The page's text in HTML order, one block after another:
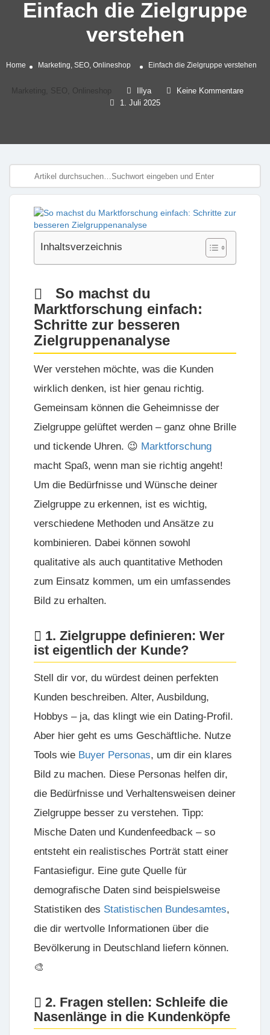
Einfach die Zielgruppe
verstehen
Home Marketing, SEO, Onlineshop Einfach die Zielgruppe verstehen
Marketing, SEO, Onlineshop Illya
Keine Kommentare
1. Juli 2025
Inhaltsverzeichnis
So machst du
Marktforschung einfach:
Schritte zur besseren
Zielgruppenanalyse
Wer verstehen möchte, was die Kunden
wirklich denken, ist hier genau richtig.
Gemeinsam können die Geheimnisse der
Zielgruppe gelüftet werden – ganz ohne Brille
und tickende Uhren. 😉 Marktforschung
macht Spaß, wenn man sie richtig angeht!
Um die Bedürfnisse und Wünsche deiner
Zielgruppe zu erkennen, ist es wichtig,
verschiedene Methoden und Ansätze zu
kombinieren. Dabei können sowohl
qualitative als auch quantitative Methoden
zum Einsatz kommen, um ein umfassendes
Bild zu erhalten.
1. Zielgruppe definieren: Wer
ist eigentlich der Kunde?
Stell dir vor, du würdest deinen perfekten
Kunden beschreiben. Alter, Ausbildung,
Hobbys – ja, das klingt wie ein Dating-Profil.
Aber hier geht es ums Geschäftliche. Nutze
Tools wie Buyer Personas, um dir ein klares
Bild zu machen. Diese Personas helfen dir,
die Bedürfnisse und Verhaltensweisen deiner
Zielgruppe besser zu verstehen. Tipp:
Mische Daten und Kundenfeedback – so
entsteht ein realistisches Porträt statt einer
Fantasiefigur. Eine gute Quelle für
demografische Daten sind beispielsweise
Statistiken des Statistischen Bundesamtes,
die dir wertvolle Informationen über die
Bevölkerung in Deutschland liefern können.
🎨
2. Fragen stellen: Schleife die
Nasenlänge in die Kundenköpfe